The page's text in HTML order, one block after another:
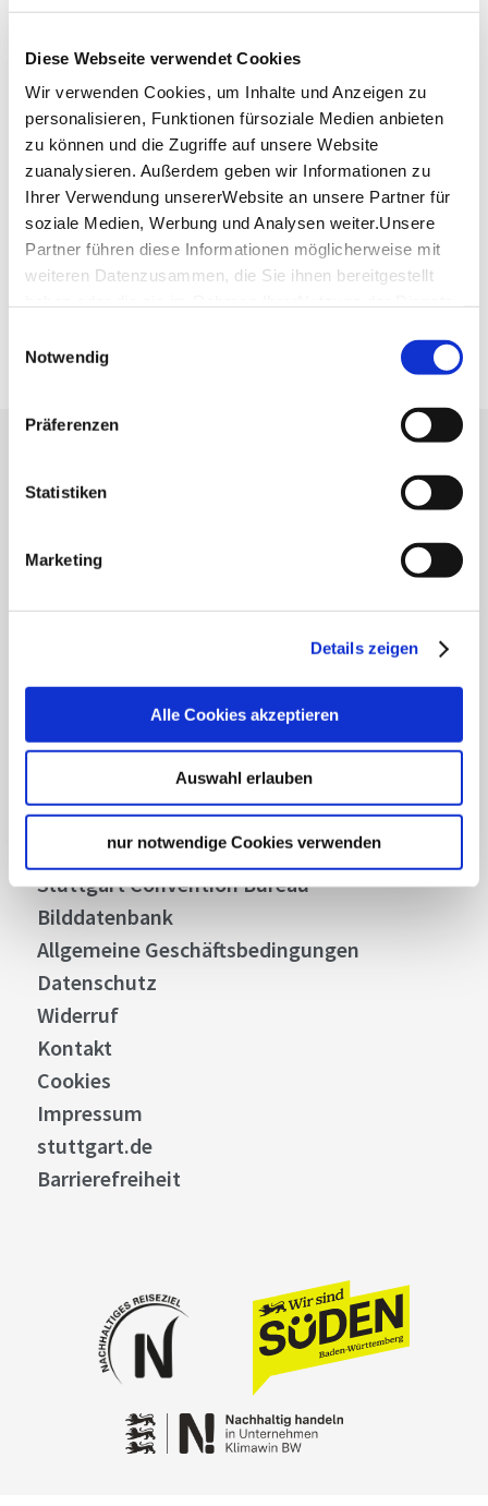
Diese Webseite verwendet Cookies
Wir verwenden Cookies, um Inhalte und Anzeigen zu
personalisieren, Funktionen fürsoziale Medien anbieten
zu können und die Zugriffe auf unsere Website
zuanalysieren. Außerdem geben wir Informationen zu
Ihrer Verwendung unsererWebsite an unsere Partner für
soziale Medien, Werbung und Analysen weiter.Unsere
Partner führen diese Informationen möglicherweise mit
weiteren Datenzusammen, die Sie ihnen bereitgestellt
Impressum
Notwendig
Präferenzen
Statistiken
Marketing
Details zeigen
Alle Cookies akzeptieren
Auswahl erlauben
nur notwendige Cookies verwenden
Mail:info@lokstoff.com
Website:lokstoff.com
Planen Sie Ihre Anreise
Verkehrs- und Tarifverbund Stuttgart GmbH
Fahrplanauskunft des VVS
Deutsche Bahn AG
Fahrplanauskunft der DB
Mit unserem Newsletter bleiben Sie zu Events,
Stuttgart und Region immer up-to-date.
Über uns
Stellenangebote
Presse
Business
Stuttgart Convention Bureau
Bilddatenbank
Allgemeine Geschäftsbedingungen
Datenschutz
Widerruf
Kontakt
Cookies
Impressum
stuttgart.de
Barrierefreiheit